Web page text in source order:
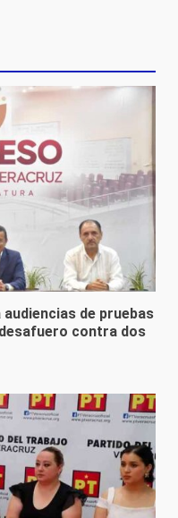
de pruebas
contra dos